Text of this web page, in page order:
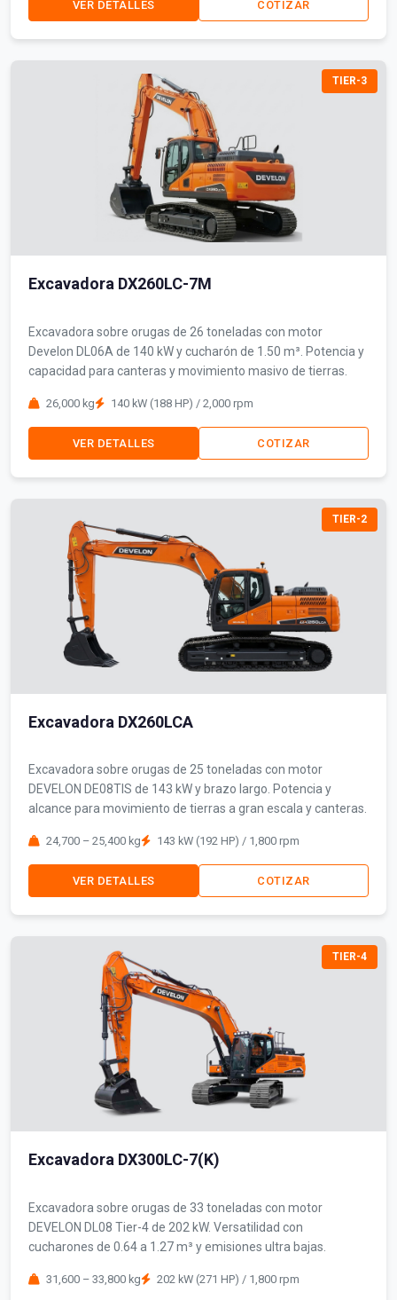
VER DETALLES COTIZAR
TIER-3
Excavadora DX260LC-7M
Excavadora sobre orugas de 26 toneladas con motor
Develon DL06A de 140 kW y cucharón de 1.50 m³. Potencia y
capacidad para canteras y movimiento masivo de tierras.
26,000 kg 140 kW (188 HP) / 2,000 rpm
VER DETALLES COTIZAR
TIER-2
Excavadora DX260LCA
Excavadora sobre orugas de 25 toneladas con motor
DEVELON DE08TIS de 143 kW y brazo largo. Potencia y
alcance para movimiento de tierras a gran escala y canteras.
24,700 – 25,400 kg 143 kW (192 HP) / 1,800 rpm
VER DETALLES COTIZAR
TIER-4
Excavadora DX300LC-7(K)
Excavadora sobre orugas de 33 toneladas con motor
DEVELON DL08 Tier-4 de 202 kW. Versatilidad con
cucharones de 0.64 a 1.27 m³ y emisiones ultra bajas.
31,600 – 33,800 kg 202 kW (271 HP) / 1,800 rpm